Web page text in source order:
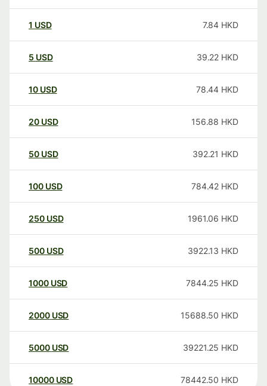
1 USD 7.84 HKD
5 USD 39.22 HKD
10 USD 78.44 HKD
20 USD 156.88 HKD
50 USD 392.21 HKD
100 USD 784.42 HKD
250 USD 1961.06 HKD
500 USD 3922.13 HKD
1000 USD 7844.25 HKD
2000 USD 15688.50 HKD
5000 USD 39221.25 HKD
10000 USD 78442.50 HKD